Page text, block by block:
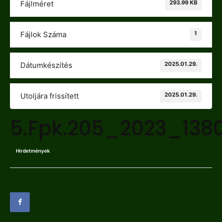
Fájlméret 293.99 KB
Fájlok Száma 1
Dátumkészítés 2025.01.29.
Utoljára frissített 2025.01.29.
Hirdetmények